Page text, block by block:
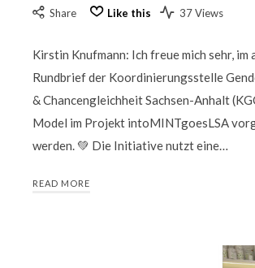
Share Like this 37 Views
Kirstin Knufmann: Ich freue mich sehr, im
Rundbrief der Koordinierungsstelle
& Chancengleichheit Sachsen-Anhalt
Model im Projekt intoMINTgoesLSA
werden. 💚 Die Initiative nutzt eine…
READ MORE